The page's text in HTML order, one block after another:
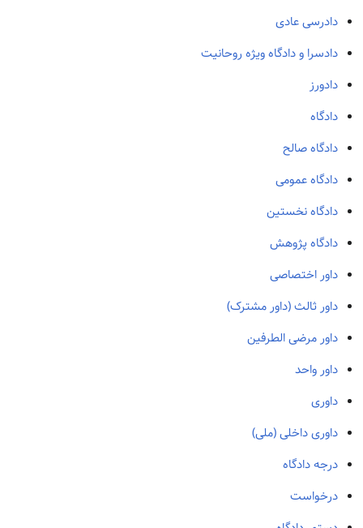
دادرسی عادی
دادسرا و دادگاه ویژه روحانیت
دادورز
دادگاه
دادگاه صالح
دادگاه عمومی
دادگاه نخستین
دادگاه پژوهش
داور اختصاصی
داور ثالث (داور مشترک)
داور مرضی الطرفین
داور واحد
داوری
داوری داخلی (ملی)
درجه دادگاه
درخواست